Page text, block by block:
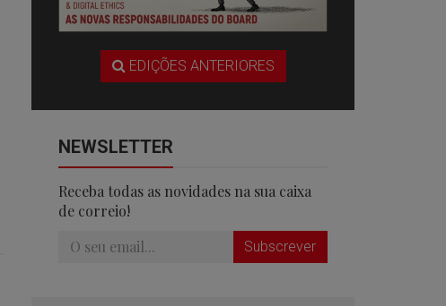
EDIÇÕES ANTERIORES
NEWSLETTER
Receba todas as novidades na sua caixa
de correio!
Subscrever